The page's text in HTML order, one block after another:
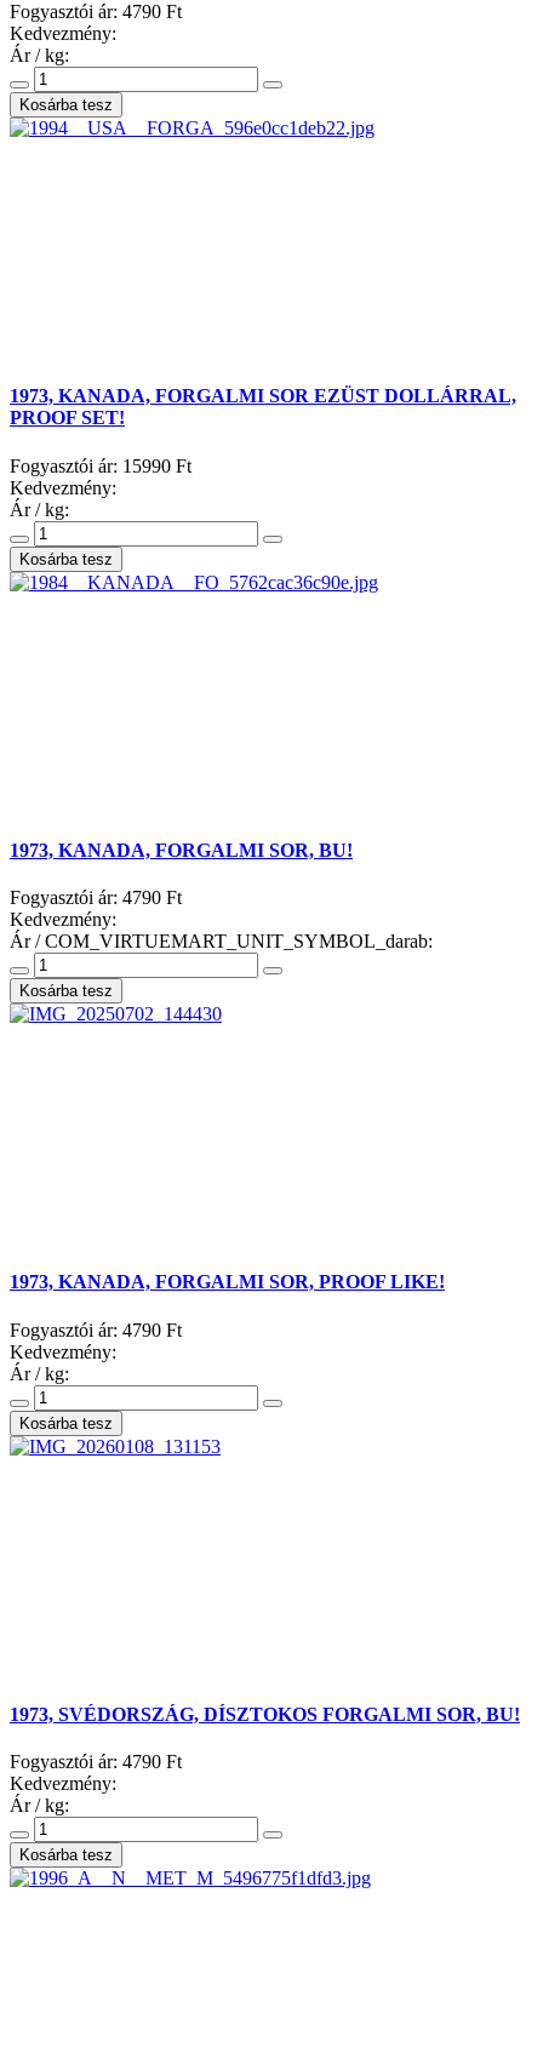
Fogyasztói ár: 4790 Ft
Kedvezmény:
Ár / kg:
1973, KANADA, FORGALMI SOR EZÜST DOLLÁRRAL,
PROOF SET!
Fogyasztói ár: 15990 Ft
Kedvezmény:
Ár / kg:
1973, KANADA, FORGALMI SOR, BU!
Fogyasztói ár: 4790 Ft
Kedvezmény:
Ár / COM_VIRTUEMART_UNIT_SYMBOL_darab:
1973, KANADA, FORGALMI SOR, PROOF LIKE!
Fogyasztói ár: 4790 Ft
Kedvezmény:
Ár / kg:
1973, SVÉDORSZÁG, DÍSZTOKOS FORGALMI SOR, BU!
Fogyasztói ár: 4790 Ft
Kedvezmény:
Ár / kg: